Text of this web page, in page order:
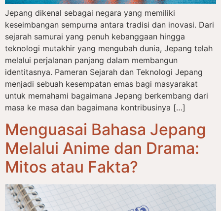
Jepang dikenal sebagai negara yang memiliki
keseimbangan sempurna antara tradisi dan inovasi. Dari
sejarah samurai yang penuh kebanggaan hingga
teknologi mutakhir yang mengubah dunia, Jepang telah
melalui perjalanan panjang dalam membangun
identitasnya. Pameran Sejarah dan Teknologi Jepang
menjadi sebuah kesempatan emas bagi masyarakat
untuk memahami bagaimana Jepang berkembang dari
masa ke masa dan bagaimana kontribusinya […]
Menguasai Bahasa Jepang
Melalui Anime dan Drama:
Mitos atau Fakta?